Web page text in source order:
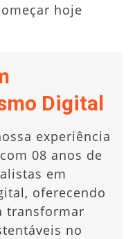
hoje
Digital
experiência
08 anos de
em
oferecendo
transformar
no